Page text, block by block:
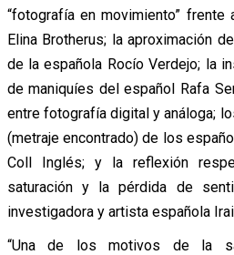
“fotografía en movimiento”
Elina Brotherus; la aproximación
de la española Rocío Verdejo; la
de maniquíes del español Rafa
entre fotografía digital y análoga;
(metraje encontrado) de los
Coll Inglés; y la reflexión
saturación y la pérdida de
investigadora y artista española
“Una de los motivos de la